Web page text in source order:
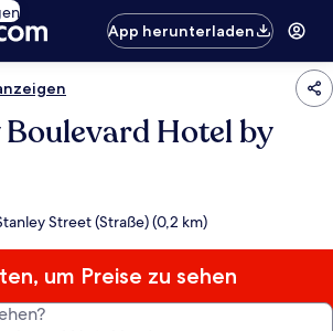
App herunterladen
Boulevard Hotel by
Street (Straße) (0,2 km)
um Preise zu sehen